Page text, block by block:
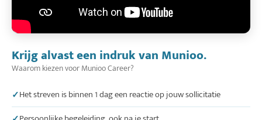
Krijg alvast een indruk van Munioo.
Waarom kiezen voor Munioo Career?
Het streven is binnen 1 dag een reactie op jouw sollicitatie